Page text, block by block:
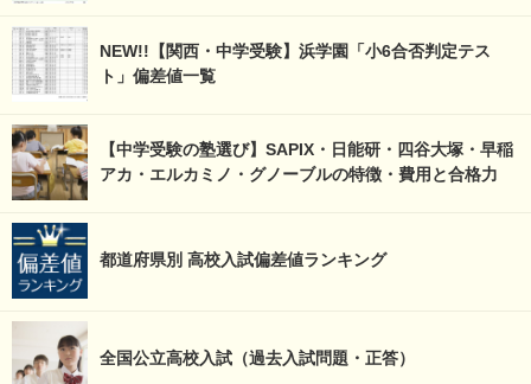
NEW!!【関西・中学受験】浜学園「小6合否判定テス
ト」偏差値一覧
【中学受験の塾選び】SAPIX・日能研・四谷大塚・早稲
アカ・エルカミノ・グノーブルの特徴・費用と合格力
都道府県別 高校入試偏差値ランキング
全国公立高校入試（過去入試問題・正答）